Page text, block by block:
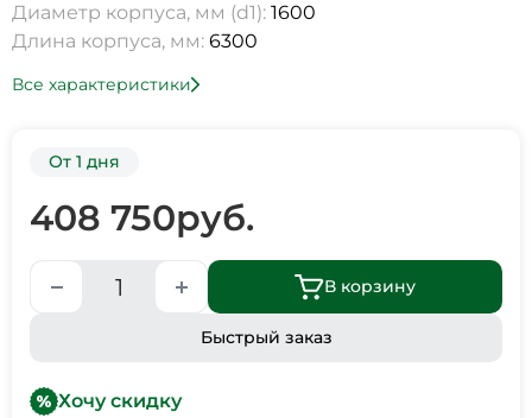
Диаметр корпуса, мм (d1): 1600
Длина корпуса, мм: 6300
Все характеристики
От 1 дня
408 750руб.
В корзину
Быстрый заказ
Хочу скидку